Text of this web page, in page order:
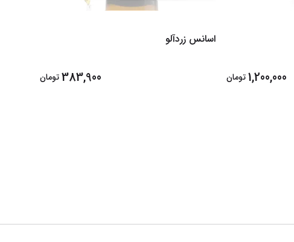
1,200,000 تومان
اسانس زردآلو
383,900تومان